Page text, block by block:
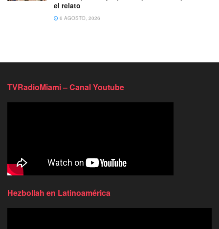
el relato
6 AGOSTO, 2026
TVRadioMiami – Canal Youtube
Hezbollah en Latinoamérica